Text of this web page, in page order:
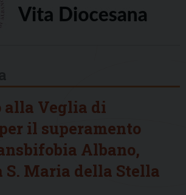
Veglia di
il superamento
Albano,
S. Maria della Stella